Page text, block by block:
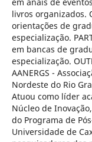
livros organizados.
orientações de
especialização.
em bancas de
especialização.
AANERGS -
Nordeste do Rio
Atuou como líder
Núcleo de
do Programa de
Universidade de